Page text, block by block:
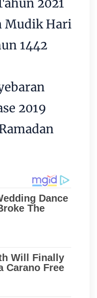
2021
Mudik Hari
1442
2019